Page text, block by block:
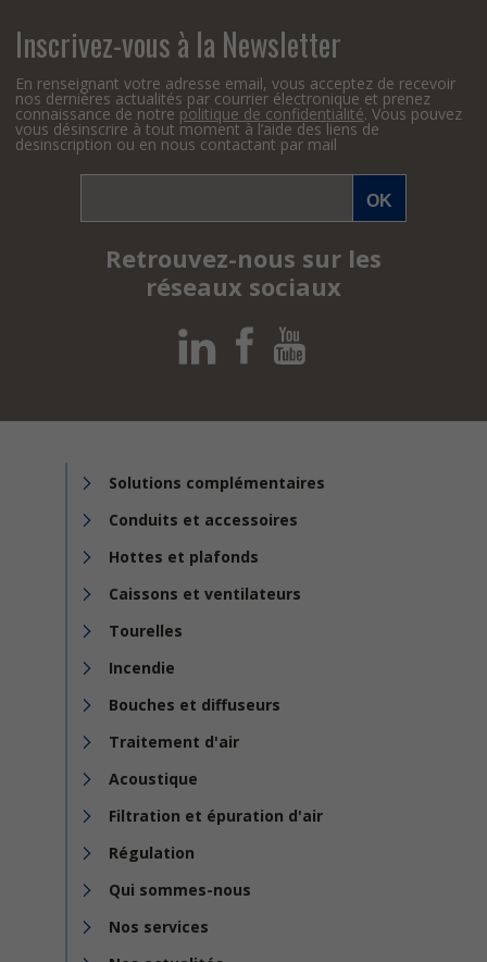
Inscrivez-vous à la Newsletter
En renseignant votre adresse email, vous acceptez de recevoir
nos dernières actualités par courrier électronique et prenez
connaissance de notre politique de confidentialité. Vous pouvez
vous désinscrire à tout moment à l’aide des liens de
desinscription ou en nous contactant par mail
Retrouvez-nous sur les
réseaux sociaux
Solutions complémentaires
Conduits et accessoires
Hottes et plafonds
Caissons et ventilateurs
Tourelles
Incendie
Bouches et diffuseurs
Traitement d'air
Acoustique
Filtration et épuration d'air
Régulation
Qui sommes-nous
Nos services